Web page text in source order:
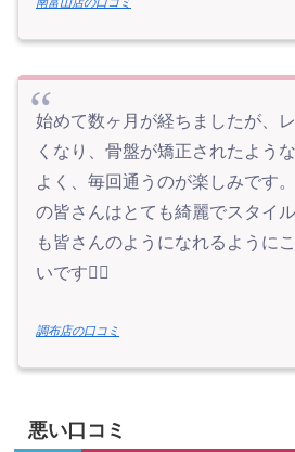
始めて数ヶ月が経ちましたが、
くなり、骨盤が矯正されたよう
よく、毎回通うのが楽しみです
の皆さんはとても綺麗でスタイ
も皆さんのようになれるように
いです🙂‍↕️
調布店の口コミ
悪い口コミ